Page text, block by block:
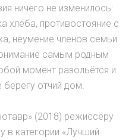
ничего не изменилось:
хлеба, противостояние с
неумение членов семьи
самым родным
момент разольётся и
отчий дом.
(2018) режиссёру
в категории «Лучший